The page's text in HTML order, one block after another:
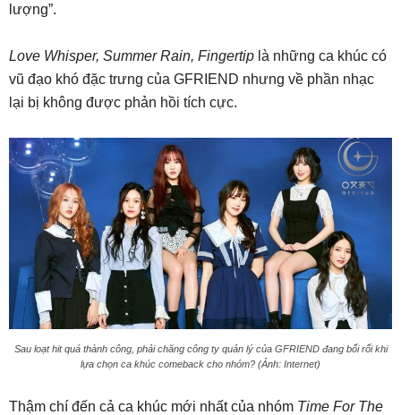
lượng”.
Love Whisper, Summer Rain, Fingertip là những ca khúc có
vũ đạo khó đặc trưng của GFRIEND nhưng về phần nhạc
lại bị không được phản hồi tích cực.
Sau loạt hit quá thành công, phải chăng công ty quản lý của GFRIEND đang bối rối khi
lựa chọn ca khúc comeback cho nhóm? (Ảnh: Internet)
Thậm chí đến cả ca khúc mới nhất của nhóm Time For The